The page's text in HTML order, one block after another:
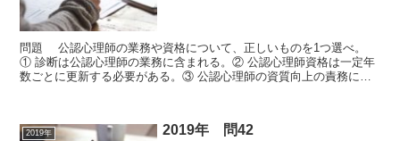
問題 公認心理師の業務や資格について、正しいものを1つ選べ。
① 診断は公認心理師の業務に含まれる。② 公認心理師資格は一定年
数ごとに更新する必要がある。③ 公認心理師の資質向上の責務につ
2019年 2019年 問42